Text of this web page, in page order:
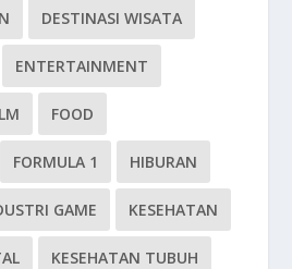
DESTINASI WISATA
ENTERTAINMENT
FOOD
FORMULA 1 HIBURAN
GAME KESEHATAN
KESEHATAN TUBUH